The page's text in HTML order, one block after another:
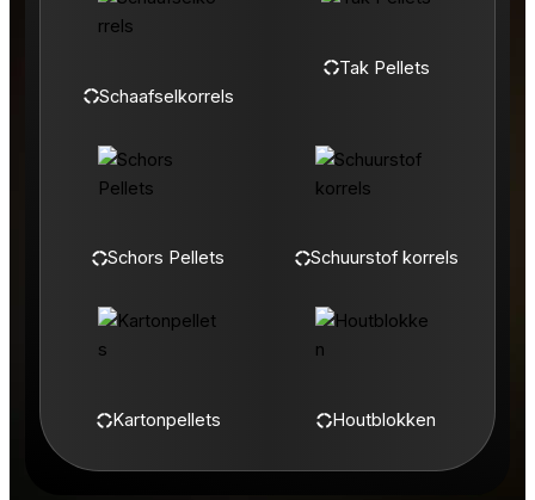
Schaafselkorrels
Tak Pellets
Schors Pellets Schuurstof korrels
Kartonpellets Houtblokken